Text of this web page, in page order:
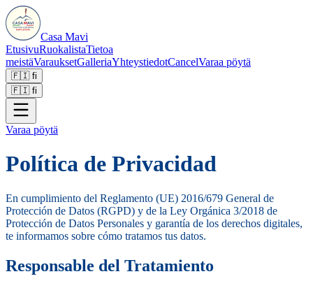
Casa Mavi
EtusivuRuokalistaTietoa
meistäVarauksetGalleriaYhteystiedotCancelVaraa pöytä
🇫🇮 fi
🇫🇮 fi
Varaa pöytä
Política de Privacidad
En cumplimiento del Reglamento (UE) 2016/679 General de
Protección de Datos (RGPD) y de la Ley Orgánica 3/2018 de
Protección de Datos Personales y garantía de los derechos digitales,
te informamos sobre cómo tratamos tus datos.
Responsable del Tratamiento